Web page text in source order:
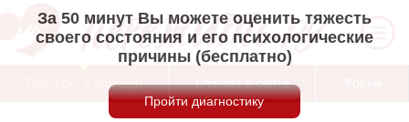
За 50 минут Вы можете оценить тяжесть
своего состояния и его психологические
причины (бесплатно)
Просьбы о помощи Отзывы о сайте